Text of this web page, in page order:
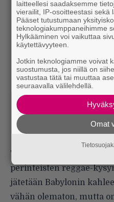
TF: Nyt vedotaan
perinteisten reggae-
jätetään Babylonin
vähän olematon, mutta
laitteellesi saadaksemme
vierailit, IP-osoitteestasi sekä
Pääset tutustumaan
teknologiakumppaneihimme
Hylkääminen voi vaikuttaa
käytettävyyteen.
Jotkin teknologiamme voivat
suostumusta, jos niillä on
vastustaa tätä tai muuttaa
seuraavalla välilehdellä.
Omat